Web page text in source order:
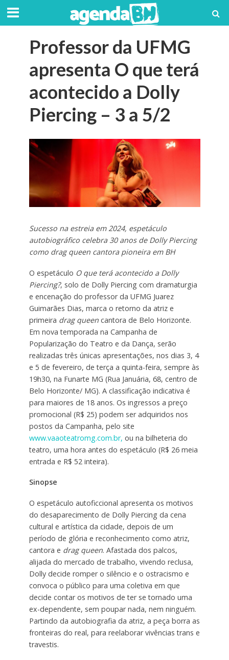
Professor da UFMG
apresenta O que terá
acontecido a Dolly
Piercing – 3 a 5/2
Sucesso na estreia em 2024, espetáculo
autobiográfico celebra 30 anos de Dolly Piercing
como drag queen cantora pioneira em BH
O espetáculo O que terá acontecido a Dolly
Piercing?, solo de Dolly Piercing com dramaturgia
e encenação do professor da UFMG Juarez
Guimarães Dias, marca o retorno da atriz e
primeira drag queencantora de Belo Horizonte.
Em nova temporada na Campanha de
Popularização do Teatro e da Dança, serão
realizadas três únicas apresentações, nos dias 3, 4
e 5 de fevereiro, de terça a quinta-feira, sempre às
19h30, na Funarte MG (Rua Januária, 68, centro de
Belo Horizonte/ MG). A classificação indicativa é
para maiores de 18 anos. Os ingressos a preço
promocional (R$ 25) podem ser adquiridos nos
postos da Campanha, pelo site
www.vaaoteatromg.com.br, ou na bilheteria do
teatro, uma hora antes do espetáculo (R$ 26 meia
entrada e R$ 52 inteira).
Sinopse
O espetáculo autoficcional apresenta os motivos
do desaparecimento de Dolly Piercing da cena
cultural e artística da cidade, depois de um
período de glória e reconhecimento como atriz,
cantora e drag queen. Afastada dos palcos,
alijada do mercado de trabalho, vivendo reclusa,
Dolly decide romper o silêncio e o ostracismo e
convoca o público para uma coletiva em que
decide contar os motivos de ter se tornado uma
ex-dependente, sem poupar nada, nem ninguém.
Partindo da autobiografia da atriz, a peça borra as
fronteiras do real, para reelaborar vivências trans e
travestis.